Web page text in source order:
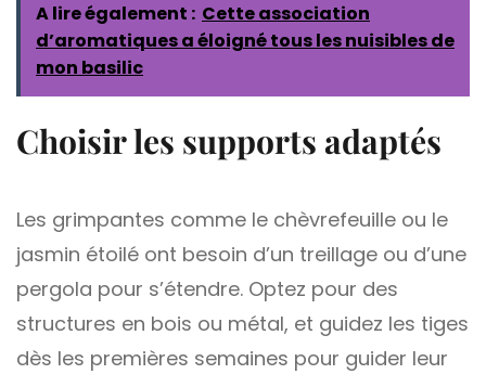
A lire également : Cette association
d’aromatiques a éloigné tous les nuisibles de
mon basilic
Choisir les supports adaptés
Les grimpantes comme le chèvrefeuille ou le
jasmin étoilé ont besoin d’un treillage ou d’une
pergola pour s’étendre. Optez pour des
structures en bois ou métal, et guidez les tiges
dès les premières semaines pour guider leur